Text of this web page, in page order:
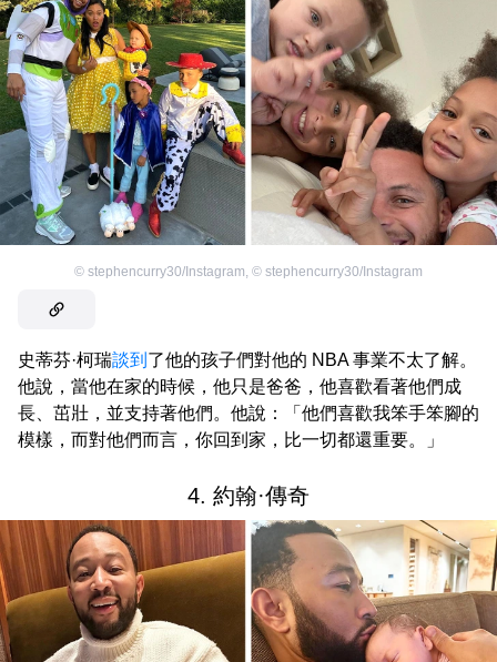
© stephencurry30/Instagram, © stephencurry30/Instagram
史蒂芬·柯瑞談到 了他的孩子們對他的 NBA 事業不太了解。
他說，當他在家的時候，他只是爸爸，他喜歡看著他們成
長、茁壯，並支持著他們。他說：「他們喜歡我笨手笨腳的
模樣，而對他們而言，你回到家，比一切都還重要。」
4. 約翰·傳奇